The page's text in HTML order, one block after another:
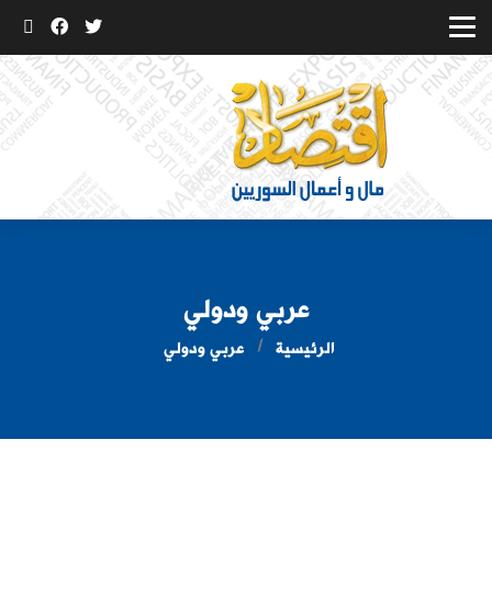
عربي ودولي
الرئيسية عربي ودولي